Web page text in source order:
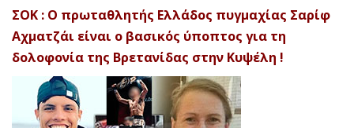
ΣΟΚ : Ο πρωταθλητής Ελλάδος πυγμαχίας Σαρίφ
Αχματζάι είναι ο βασικός ύποπτος για τη
δολοφονία της Βρετανίδας στην Κυψέλη !